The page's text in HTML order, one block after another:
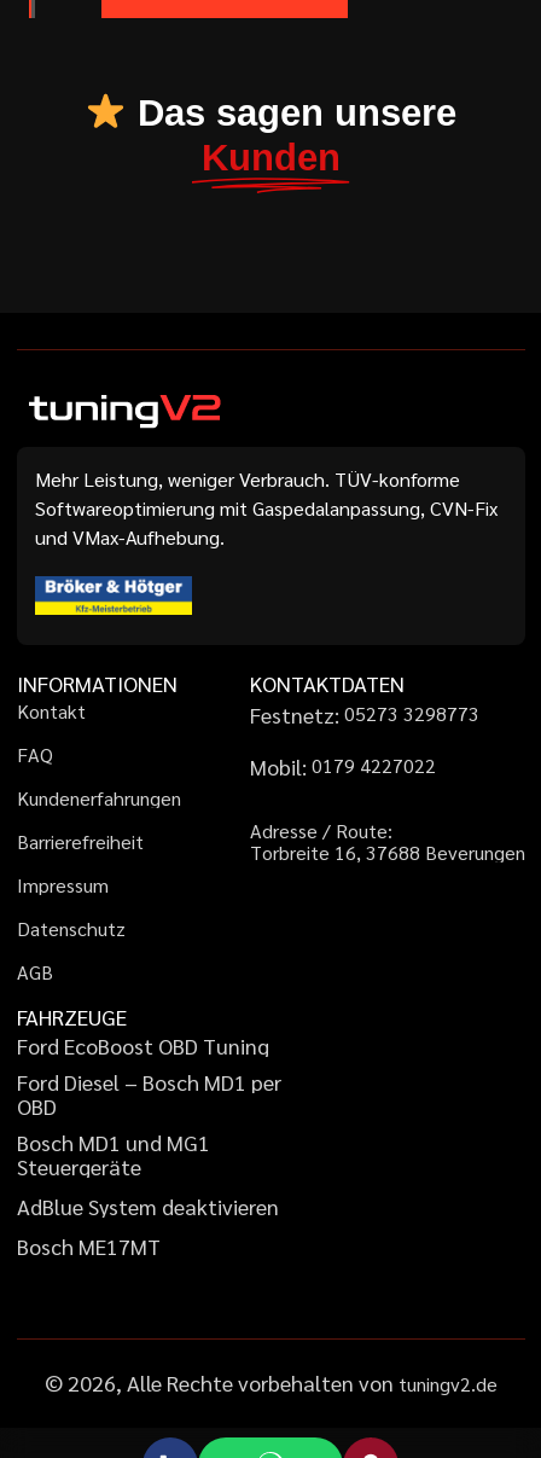
Das sagen unsere
Kunden
Mehr Leistung, weniger Verbrauch. TÜV-konforme
Softwareoptimierung mit Gaspedalanpassung, CVN-Fix
und VMax-Aufhebung.
INFORMATIONEN
Kontakt
FAQ
Kundenerfahrungen
Barrierefreiheit
Impressum
Datenschutz
AGB
KONTAKTDATEN
Festnetz: 05273 3298773
Mobil: 01 79 4227022
Adresse / Route:
Torbreite 16, 37688 Beverungen
FAHRZEUGE
Ford EcoBoost OBD Tuning
Ford Diesel – Bosch MD1 per
OBD
Bosch MD1 und MG1
Steuergeräte
AdBlueSystem deaktivieren
Bosch ME17MT
© 2026, Alle Rechte vorbehalten von tuningv2.de